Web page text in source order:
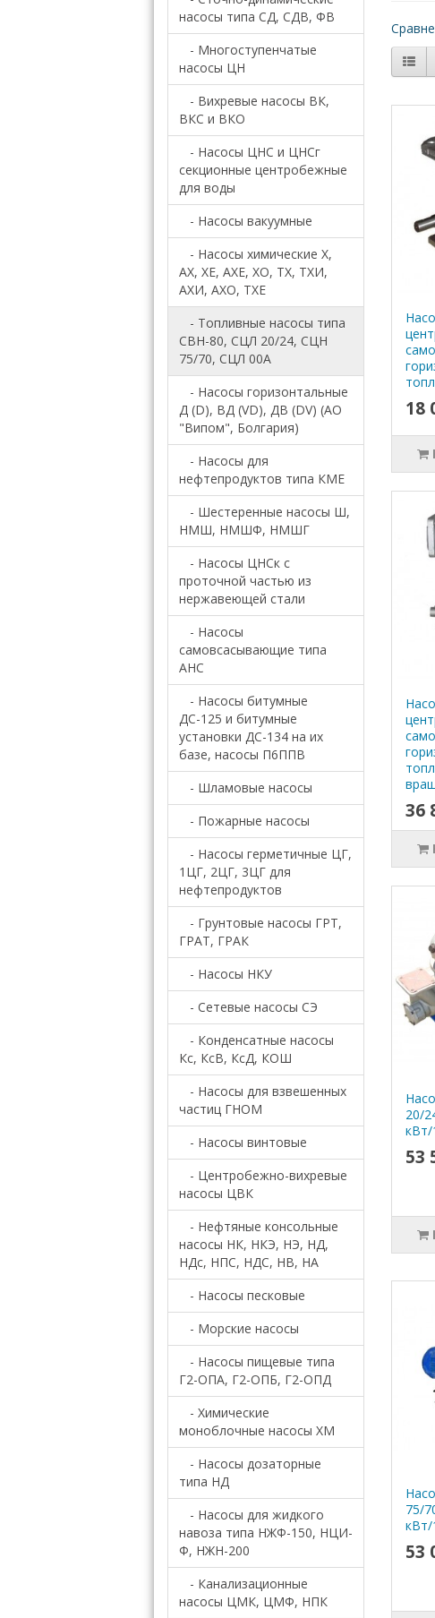
насосы типа СД, СДB, ФВ
- Многоступенчатые
насосы ЦН
- Вихревые насосы ВК,
ВКС и ВКО
- Насосы ЦНС и ЦНСг
секционные центробежные
для воды
- Насосы вакуумные
- Насосы химические Х,
АХ, ХЕ, АХЕ, ХО, ТХ, ТХИ,
АХИ, АХО, ТХЕ
- Топливные насосы типа
СВН-80, СЦЛ 20/24, СЦН
75/70, СЦЛ 00А
- Насосы горизонтальные
Д (D), ВД (VD), ДВ (DV) (АО
"Випом", Болгария)
- Насосы для
нефтепродуктов типа КМЕ
- Шестеренные насосы Ш,
НМШ, НМШФ, НМШГ
- Насосы ЦНСк с
проточной частью из
нержавеющей стали
- Насосы
самовсасывающие типа
АНС
- Насосы битумные
ДС-125 и битумные
установки ДС-134 на их
базе, насосы П6ППВ
- Шламовые насосы
- Пожарные насосы
- Насосы герметичные ЦГ,
1ЦГ, 2ЦГ, 3ЦГ для
нефтепродуктов
- Грунтовые насосы ГРТ,
ГРАТ, ГРАК
- Насосы НКУ
- Сетевые насосы СЭ
- Конденсатные насосы
Кс, КсВ, КсД, КОШ
- Насосы для взвешенных
частиц ГНОМ
- Насосы винтовые
- Центробежно-вихревые
насосы ЦВК
- Нефтяные консольные
насосы НК, НКЭ, НЭ, НД,
НДс, НПС, НДС, НВ, НА
- Насосы песковые
- Морские насосы
- Насосы пищевые типа
Г2-ОПА, Г2-ОПБ, Г2-ОПД
- Химические
моноблочные насосы ХМ
- Насосы дозаторные
типа НД
- Насосы для жидкого
навоза типа НЖФ-150, НЦИ-
Ф, НЖН-200
- Канализационные
насосы ЦМК, ЦМФ, НПК
18
36
20/
кВт/
53
75/
кВт/
53